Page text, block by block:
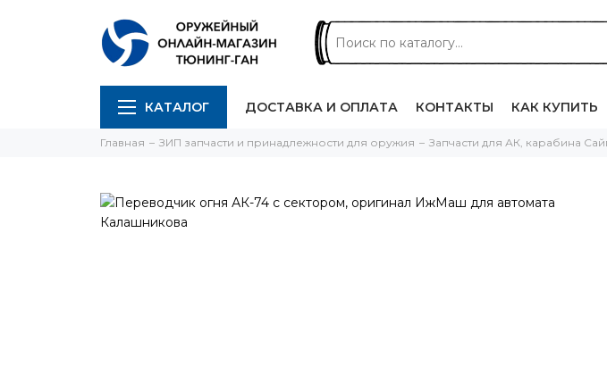
КАТАЛОГ ДОСТАВКА И ОПЛАТА КОНТАКТЫ КАК КУПИТЬ
Главная ЗИП запчасти и принадлежности для оружия Запчасти для АК, карабина